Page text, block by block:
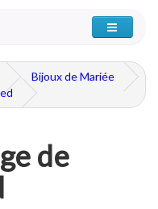
Bijoux de Mariée
de